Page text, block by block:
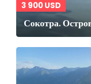
3 900 USD
Сокотра.